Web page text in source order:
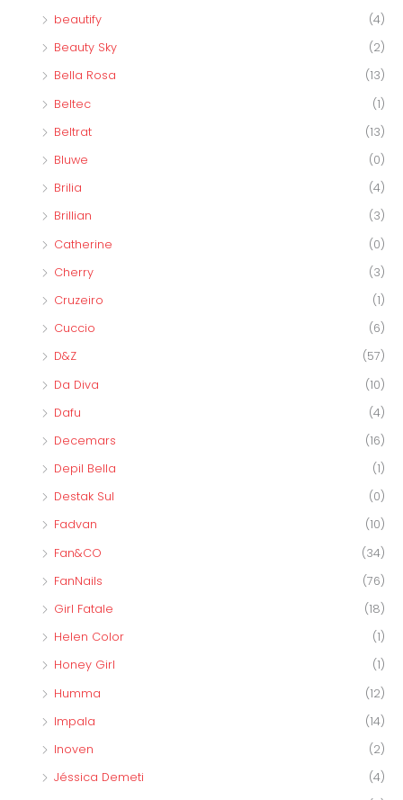
beautify
(4)
Beauty Sky
(2)
Bella Rosa
(13)
Beltec
(1)
Beltrat
(13)
Bluwe
(0)
Brilia
(4)
Brillian
(3)
Catherine
(0)
Cherry
(3)
Cruzeiro
(1)
Cuccio
(6)
D&Z
(57)
Da Diva
(10)
Dafu
(4)
Decemars
(16)
Depil Bella
(1)
Destak Sul
(0)
Fadvan
(10)
Fan&CO
(34)
FanNails
(76)
Girl Fatale
(18)
Helen Color
(1)
Honey Girl
(1)
Humma
(12)
Impala
(14)
Inoven
(2)
Jéssica Demeti
(4)